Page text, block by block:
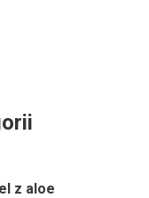
z aloe